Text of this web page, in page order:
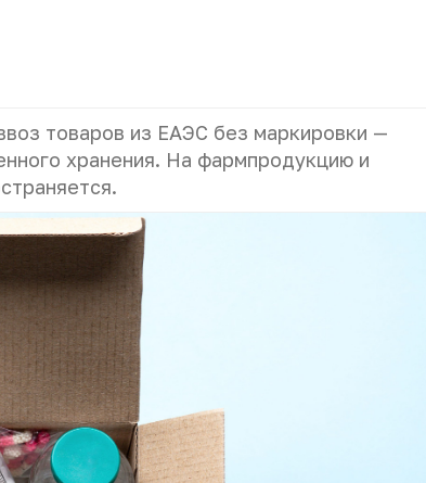
товаров из ЕАЭС без маркировки —
хранения. На фармпродукцию и